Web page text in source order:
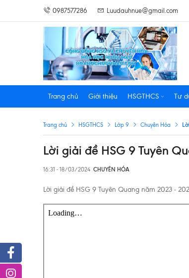
0987577286 Luudauhnue@gmail.com
Trang chủ Giới thiệu HSGTHCS Tư
Trang chủ HSGTHCS Lớp 9 Chuyên Hóa
Lời giải đề HSG 9 Tuyên
16:31 - 18/03/2024 CHUYÊN HÓA
Lời giải đề HSG 9 Tuyên Quang năm 2023 -